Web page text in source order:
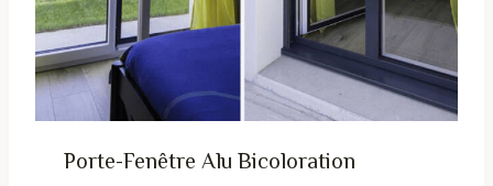
Porte-Fenêtre Alu Bicoloration